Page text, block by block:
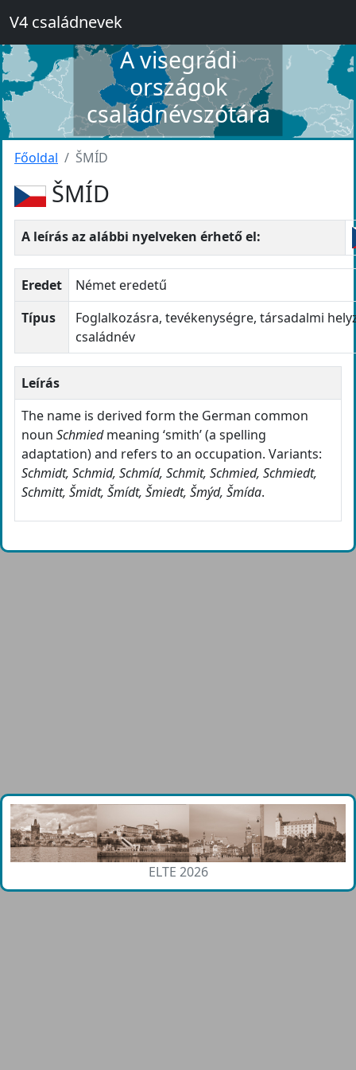
V4 családnevek
A visegrádi
országok
családnévszótára
Főoldal ŠMÍD
ŠMÍD
A leírás az alábbi nyelveken érhető el:
Eredet
Német eredetű
Típus
Foglalkozásra, tevékenységre, társadalmi
családnév
Leírás
The name is derived form the German common
noun Schmiedmeaning ‘smith’ (a spelling
adaptation) and refers to an occupation. Variants:
Schmidt, Schmid, Schmíd, Schmit, Schmied, Schmiedt,
Schmitt, Šmidt, Šmídt, Šmiedt, Šmýd, Šmída.
ELTE 2026